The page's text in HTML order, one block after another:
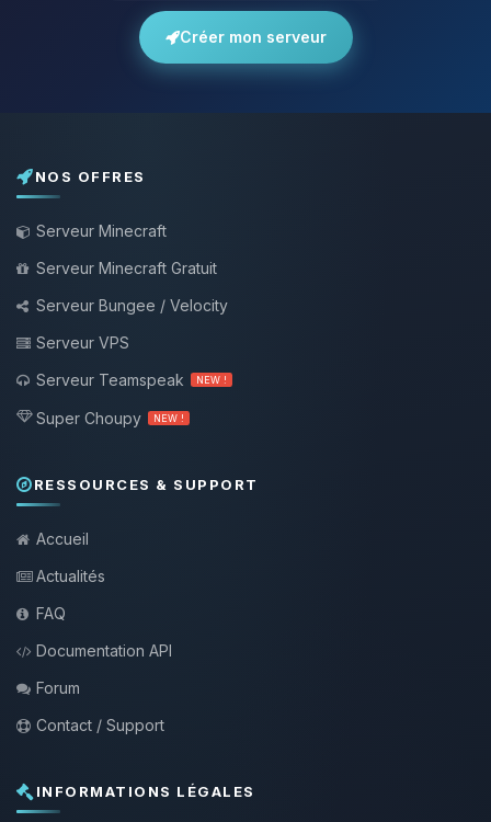
Créer mon serveur
NOS OFFRES
Serveur Minecraft
Serveur Minecraft Gratuit
Serveur Bungee / Velocity
Serveur VPS
Serveur Teamspeak
NEW !
Super Choupy NEW !
RESSOURCES & SUPPORT
Accueil
Actualités
FAQ
Documentation API
Forum
Contact / Support
INFORMATIONS LÉGALES